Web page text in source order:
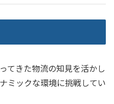
てきた物流の知見を活かし
ミックな環境に挑戦してい